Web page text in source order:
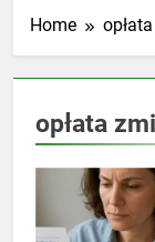
Home
opłata